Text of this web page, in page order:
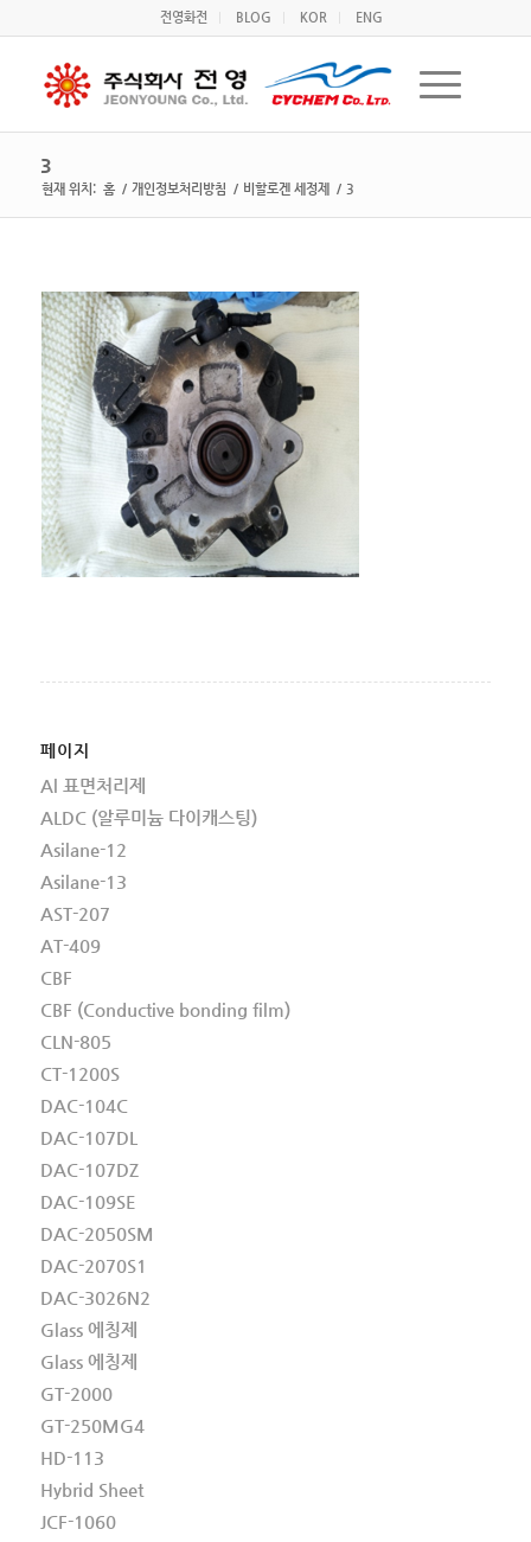
전영화전 BLOG KOR ENG
3
현재 위치: 홈 / 개인정보처리방침 / 비할로겐 세정제 / 3
페이지
Al 표면처리제
ALDC (알루미늄 다이캐스팅)
Asilane-12
Asilane-13
AST-207
AT-409
CBF
CBF (Conductive bonding film)
CLN-805
CT-1200S
DAC-104C
DAC-107DL
DAC-107DZ
DAC-109SE
DAC-2050SM
DAC-2070S1
DAC-3026N2
Glass 에칭제
Glass 에칭제
GT-2000
GT-250MG4
HD-113
Hybrid Sheet
JCF-1060